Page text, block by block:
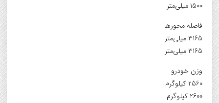
1500 میلی‌متر
فاصله محورها
3165 میلی‌متر
3165 میلی‌متر
وزن خودرو
2560 کیلوگرم
2600 کیلوگرم